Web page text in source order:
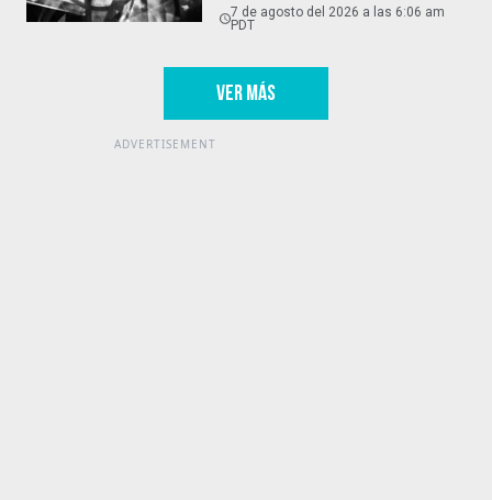
7 de agosto del 2026 a las 6:06 am
PDT
VER MÁS